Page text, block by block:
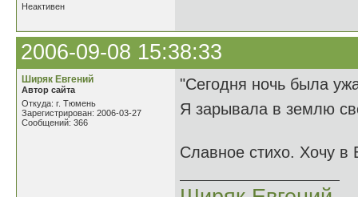
Неактивен
2006-09-08 15:38:33
Ширяк Евгений
Автор сайта
Откуда: г. Тюмень
Зарегистрирован: 2006-03-27
Сообщений: 366
"Сегодня ночь была
Я зарывала в землю
Славное стихо. Хочу в